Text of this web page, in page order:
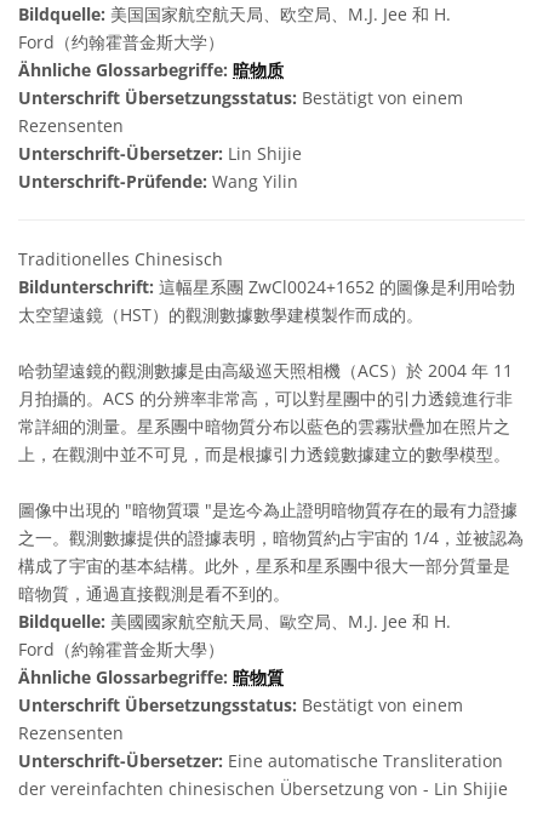
Bildquelle: 美国国家航空航天局、欧空局、M.J. Jee 和 H.
Ford（约翰霍普金斯大学）
Ähnliche Glossarbegriffe: 暗物质
Unterschrift Übersetzungsstatus: Bestätigt von einem
Rezensenten
Unterschrift-Übersetzer: Lin Shijie
Unterschrift-Prüfende: Wang Yilin
Traditionelles Chinesisch
Bildunterschrift: 這幅星系團 ZwCl0024+1652 的圖像是利用哈勃
太空望遠鏡（HST）的觀測數據數學建模製作而成的。
哈勃望遠鏡的觀測數據是由高級巡天照相機（ACS）於 2004 年 11
月拍攝的。ACS 的分辨率非常高，可以對星團中的引力透鏡進行非
常詳細的測量。星系團中暗物質分布以藍色的雲霧狀疊加在照片之
上，在觀測中並不可見，而是根據引力透鏡數據建立的數學模型。
圖像中出現的 "暗物質環 "是迄今為止證明暗物質存在的最有力證據
之一。觀測數據提供的證據表明，暗物質約占宇宙的 1/4，並被認為
構成了宇宙的基本結構。此外，星系和星系團中很大一部分質量是
暗物質，通過直接觀測是看不到的。
Bildquelle: 美國國家航空航天局、歐空局、M.J. Jee 和 H.
Ford（約翰霍普金斯大學）
Ähnliche Glossarbegriffe: 暗物質
Unterschrift Übersetzungsstatus: Bestätigt von einem
Rezensenten
Unterschrift-Übersetzer: Eine automatische Transliteration
der vereinfachten chinesischen Übersetzung von - Lin Shijie